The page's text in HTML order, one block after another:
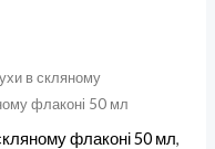
в скляному
флаконі 50 мл
флаконі 50 мл,